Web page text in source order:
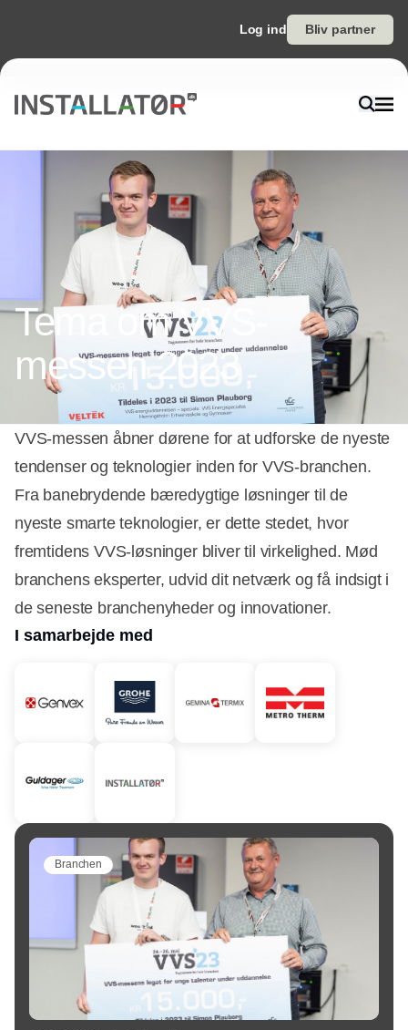
Log ind Bliv partner
Tema om VVS-
messen 2023
VVS-messen åbner dørene for at udforske de nyeste
tendenser og teknologier inden for VVS-branchen.
Fra banebrydende bæredygtige løsninger til de
nyeste smarte teknologier, er dette stedet, hvor
fremtidens VVS-løsninger bliver til virkelighed. Mød
branchens eksperter, udvid dit netværk og få indsigt i
de seneste branchenyheder og innovationer.
I samarbejde med
Branchen